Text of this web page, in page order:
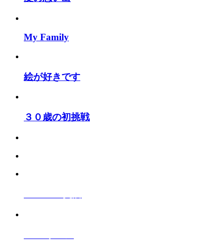
My Family
絵が好きです
３０歳の初挑戦